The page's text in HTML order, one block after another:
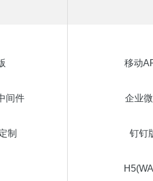
间件
制
移动
企业
钉钉